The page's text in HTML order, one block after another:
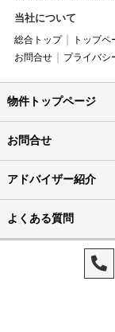
当社について
総合トップ トップペ
お問合せ
プライバシ
物件トップページ
お問合せ
アドバイザー紹介
よくある質問